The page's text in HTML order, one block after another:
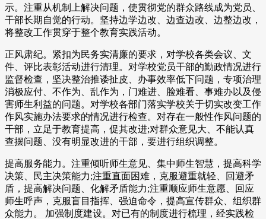
示。注重从机制上解决问题，使贯彻党的群众路线成为党员、
干部长期自觉的行动。坚持边学边改、边查边改、边整边改，
将整改工作贯穿于整个教育实践活动。
正风肃纪。紧扣为民务实清廉的要求，对学校各类会议、文
件、评比表彰活动进行清理。对学校党员干部的勤政情况进行
监督检查，坚决整治推诿扯皮、办事效率低下问题，专项治理
消极应付、不作为、乱作为，门难进、脸难看、事难办以及侵
害师生利益的问题。对学校各部门落实学校关于切实改变工作
作风实施办法要求的情况进行检查。对存在一般性作风问题的
干部，立足于教育提高，促其改进;对群众意见大、不能认真
查摆问题、没有明显改进的干部，要进行组织调整。
提高服务能力。注重倾听师生意见、集中师生智慧，提高科学
决策、民主决策能力;注重直面困难，克服避重就轻、回避矛
盾，提高解决问题、化解矛盾能力;注重顺应师生意愿、回应
师生呼声，克服盲目指挥、强迫命令，提高宣传群众、组织群
众能力。 加强制度建设。对已有的制度进行梳理，经实践检